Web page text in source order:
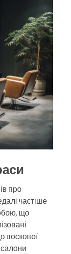
про
частіше
що
воскової